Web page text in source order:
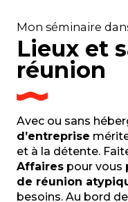
Mon séminaire
Lieux et
réunion
Avec ou sans
d’entreprise
et à la détente.
Affaires pour vous
de réunion
besoins. Au bord